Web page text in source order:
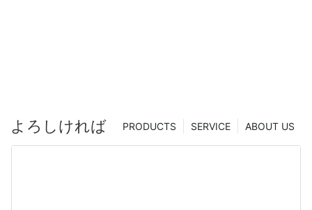
よろしければ ABOUT US
SERVICE
PRODUCTS